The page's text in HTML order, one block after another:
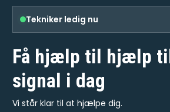
Tekniker ledig nu
Få hjælp til hjælp
signal i dag
Vi står klar til at hjælpe dig.